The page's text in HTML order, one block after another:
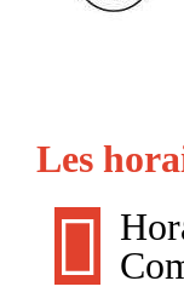
Les